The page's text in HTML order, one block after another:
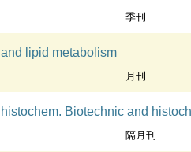
季刊
lipid metabolism
月刊
Biotechnic and
隔月刊